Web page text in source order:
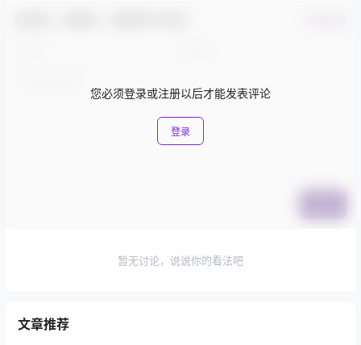
您必须登录或注册以后才能发表评论
登录
暂无讨论，说说你的看法吧
文章推荐